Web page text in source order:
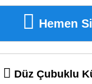
Hemen
Düz Çubuklu